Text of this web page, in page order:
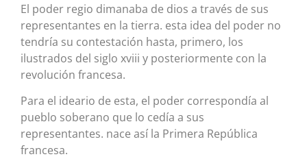
El poder regio dimanaba de dios a través de sus
representantes en la tierra. esta idea del poder no
tendría su contestación hasta, primero, los
ilustrados del siglo xviii y posteriormente con la
revolución francesa.
Para el ideario de esta, el poder correspondía al
pueblo soberano que lo cedía a sus
representantes. nace así la Primera República
francesa.